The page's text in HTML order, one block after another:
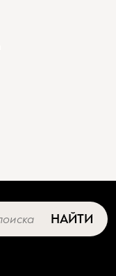
НАЙТИ